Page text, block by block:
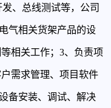
、总线测试等，公司
气相关货架产品的设
相关工作；3、负责项
需求管理、项目软件
备安装、调试、解决